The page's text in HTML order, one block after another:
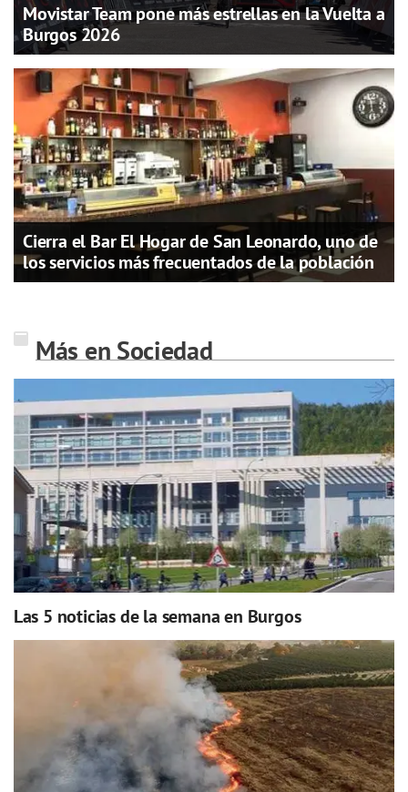
Movistar Team pone más estrellas en la Vuelta a
Burgos 2026
Cierra el Bar El Hogar de San Leonardo, uno de
los servicios más frecuentados de la población
Más en Sociedad
Las 5 noticias de la semana en Burgos